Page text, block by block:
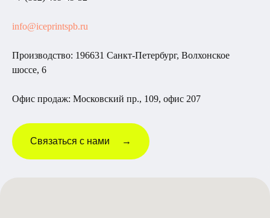
info@iceprintspb.ru
Производство: 196631 Санкт-Петербург, Волхонское
шоссе, 6
Офис продаж: Московский пр., 109, офис 207
Связаться с нами →